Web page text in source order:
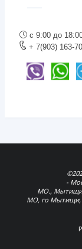
с 9:00 до
+ 7(903) 163-
-
МО.,
МО, го Мытищи,